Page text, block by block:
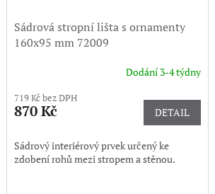
Sádrová stropní lišta s ornamenty
160x95 mm 72009
Dodání 3-4 týdny
719 Kč bez DPH
870 Kč DETAIL
Sádrový interiérový prvek určený ke
zdobení rohů mezi stropem a stěnou.